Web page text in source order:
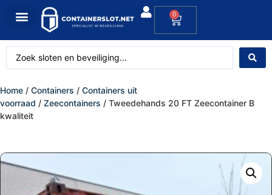
0
Home / Containers / Containers uit
voorraad / Zeecontainers / Tweedehands 20 FT Zeecontainer B
kwaliteit